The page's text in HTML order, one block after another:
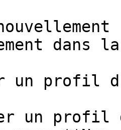
un profil
un profil